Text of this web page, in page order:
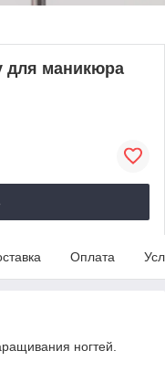
для маникюра
Оплата
ногтей.